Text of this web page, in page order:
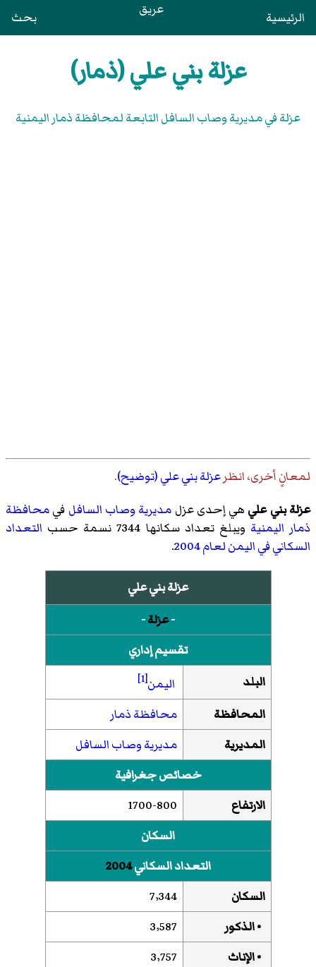
الرئيسية عريق بحث
عزلة بني علي (ذمار)
عزلة في مديرية وصاب السافل التابعة لمحافظة ذمار اليمنية
لمعانٍ أخرى، انظرعزلة بني علي (توضيح).
عزلة بني علي هي إحدى عزل مديرية وصاب السافل فيمحافظة
ذمار اليمنية ويبلغ تعداد سكانها 7344 نسمة حسب
التعداد
السكاني في اليمن لعام 2004
.
عزلة بني علي
-عزلة-
تقسيم إداري
البلد
اليمن[1]
المحافظة
محافظة ذمار
المديرية
مديرية وصاب السافل
خصائص جغرافية
الارتفاع
1700-800
السكان
التعداد السكاني2004
السكان
7٬344
• الذكور
3٬587
• الإناث
3٬757